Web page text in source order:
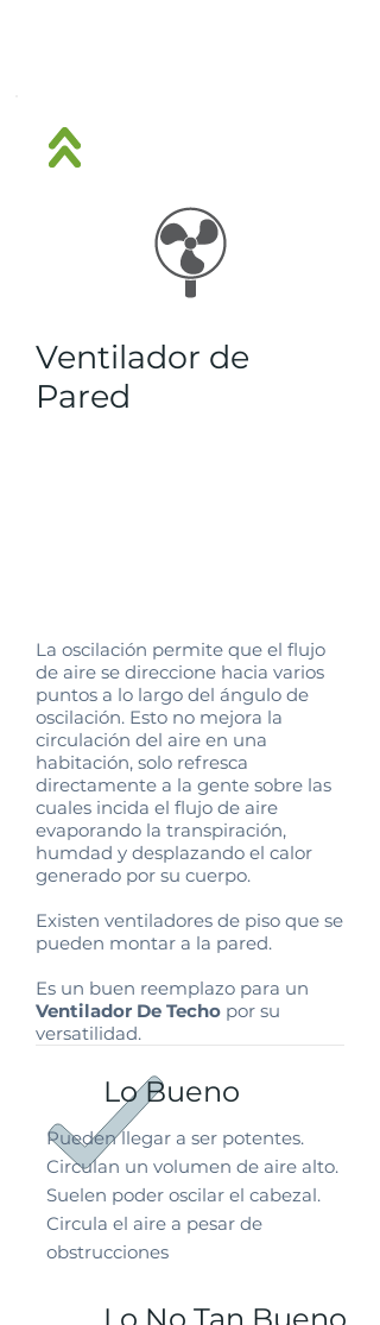
Ventilador de
Pared
La oscilación permite que el flujo
de aire se direccione hacia varios
puntos a lo largo del ángulo de
oscilación. Esto no mejora la
circulación del aire en una
habitación, solo refresca
directamente a la gente sobre las
cuales incida el flujo de aire
evaporando la transpiración,
humdad y desplazando el calor
generado por su cuerpo.
Existen ventiladores de piso que se
pueden montar a la pared.
Es un buen reemplazo para un
Ventilador De Techo por su
versatilidad.
Lo Bueno
Pueden llegar a ser potentes.
Circulan un volumen de aire alto.
Suelen poder oscilar el cabezal.
Circula el aire a pesar de
obstrucciones